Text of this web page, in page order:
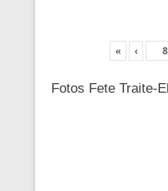
« ‹
Fotos Fete Traite-